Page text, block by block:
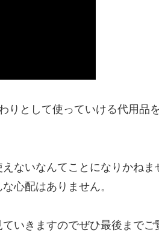
りとして使っていける代用品
ないなんてことになりかねま
心配はありません。
いきますのでぜひ最後までご